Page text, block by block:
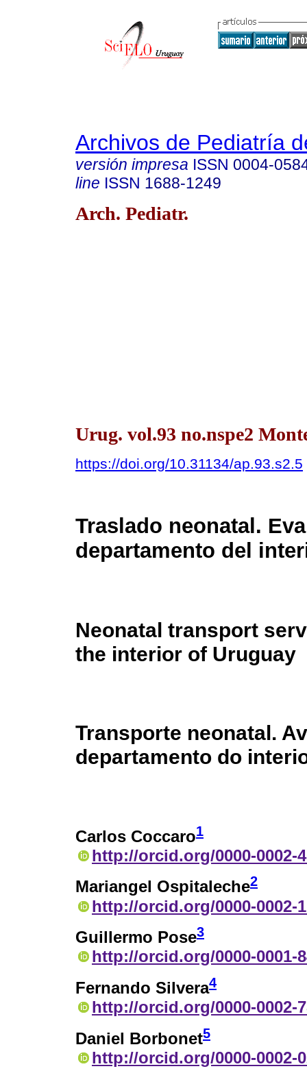
Archivos de Pediatría
versión impresa ISSN 0004-
line ISSN 1688-1249
Arch. Pediatr.
Urug. vol.93 no.nspe2
https://doi.org/10.31134/ap.93.s2.5
Traslado neonatal.
departamento del
Neonatal transport
the interior of Uruguay
Transporte neonatal.
departamento do
Carlos Coccaro1
http://orcid.org/0000-0002-
Mariangel Ospitaleche2
http://orcid.org/0000-0002-
Guillermo Pose3
http://orcid.org/0000-0001-
Fernando Silvera4
http://orcid.org/0000-0002-
Daniel Borbonet5
http://orcid.org/0000-0002-